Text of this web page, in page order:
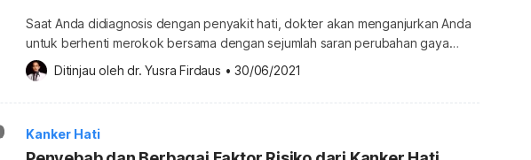
Saat Anda didiagnosis dengan penyakit hati, dokter akan menganjurkan Anda
untuk berhenti merokok bersama dengan sejumlah saran perubahan gaya
hidup lainnya. Oleh karena bagian-bagian tubuh berfungsi bersama dan tidak
ada organ yang merupakan kesatuan yang terpisah, merokok tidak hanya
berdampak negatif pada paru-paru. Merokok juga berdampak pada fungsi hati
Ditinjau oleh dr. Yusra Firdaus • 30/06/2021
Kanker Hati